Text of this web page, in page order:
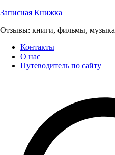
Перейти
содержимому
Записная Книжка
Отзывы: книги, фильмы, музыка
Контакты
О нас
Путеводитель по сайту